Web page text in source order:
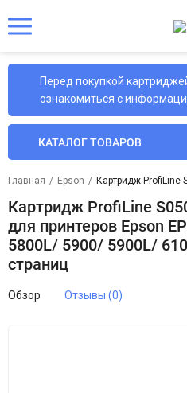
Перед покупкой
ознакомиться с
КАТАЛОГ ТОВАРОВ
Главная / Epson / Картридж ProfiLine
Картридж ProfiLine
для принтеров Epson
5800L/ 5900/ 5900L/
страниц
Обзор Отзывы (0)